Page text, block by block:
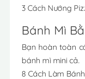
3 Cách Nướng
Bánh Mì
Bạn hoàn toàn
bánh mì mini cả.
8 Cách Làm